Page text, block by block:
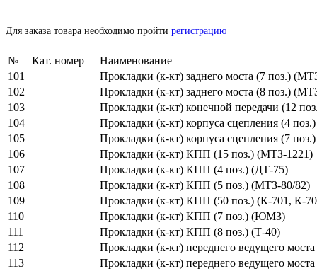
Для заказа товара необходимо пройти регистрацию
№ Кат. номер
Наименование
101
Прокладки (к-кт) заднего моста (7 поз.)
102
Прокладки (к-кт) заднего моста (8 поз.)
103
Прокладки (к-кт) конечной передачи (12
104
Прокладки (к-кт) корпуса сцепления (4
105
Прокладки (к-кт) корпуса сцепления (7
106
Прокладки (к-кт) КПП (15 поз.) (МТЗ-1221)
107
Прокладки (к-кт) КПП (4 поз.) (ДТ-75)
108
Прокладки (к-кт) КПП (5 поз.) (МТЗ-80/82)
109
Прокладки (к-кт) КПП (50 поз.) (К-701, К-
110
Прокладки (к-кт) КПП (7 поз.) (ЮМЗ)
111
Прокладки (к-кт) КПП (8 поз.) (Т-40)
112
Прокладки (к-кт) переднего ведущего
113
Прокладки (к-кт) переднего ведущего